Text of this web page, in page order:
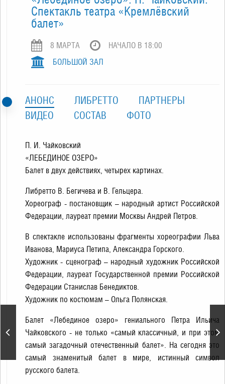
Праздничная программа
«Будьте счастливы
всегда!»
Спектакль театра «Кремлёвский
балет»
8 МАРТA
НАЧАЛО В 18:00
БОЛЬШОЙ ЗАЛ
АНОНС ЛИБРЕТТО
ПАРТНЕРЫ
ВИДЕО
СОСТАВ ФОТО
П. И. Чайковский
«ЛЕБЕДИНОЕ ОЗЕРО»
Балет в двух действиях, четырех картинах.
Либретто В. Бегичева и В. Гельцера.
Хореограф - постановщик – народный артист Российской
Федерации, лауреат премии Москвы Андрей Петров.
В спектакле использованы фрагменты хореографии Льва
Иванова, Мариуса Петипа, Александра Горского.
Художник - сценограф – народный художник Российской
Федерации, лауреат Государственной премии Российской
Федерации Станислав Бенедиктов.
Художник по костюмам – Ольга Полянская.
Балет «Лебединое озеро» гениального Петра Ильича
Чайковского - не только «самый классичный, и при этом
самый загадочный отечественный балет». На сегодня это
самый знаменитый балет в мире, истинный символ
русского балета.